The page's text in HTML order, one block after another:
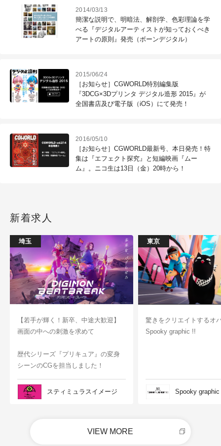
2014/03/13
簡潔な説明で、明暗法、解剖学、色彩理論を学
べる『デジタルアーティストが知っておくべき
アートの原則』発売（ボーンデジタル）
2015/06/24
［お知らせ］CGWORLD特別編集版
『3DCG×3Dプリンタ デジタル造形 2015』が
全国書店及び電子版（iOS）にて発売！
2016/05/10
［お知らせ］CGWORLD最新号、本日発売！特
集は『エフェクト探究』と短編映画『ムー
ム』。ニコ生は13日（金）20時から！
新着求人
埼玉
【若手が輝く！新卒、中途大歓迎】
画面の中への刺激を求めて
歴代シリーズ『プリキュア』の変身
シーンのCGを担当しました！
スティミュラスイメージ
東京
驚きをクリエイトするオ
Spooky graphic !!
Spooky graphic
VIEW MORE